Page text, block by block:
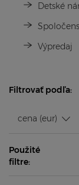
Detské
Výpredaj
Filtrovať podľa:
Použité
filtre: